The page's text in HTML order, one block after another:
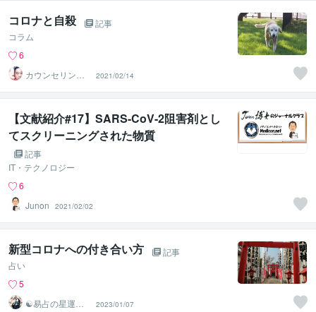
コロナと自殺
記事
コラム
6
カウンセリング
ルームふりぃう
ぃる
2021/02/14
【文献紹介#17】SARS-CoV-2阻害剤とし
てスクリーニングされた物質
記事
IT・テクノロジー
6
Junon
2021/02/02
新型コロナへの付き合い方
記事
占い
5
☯易占の星運河
2023/01/07